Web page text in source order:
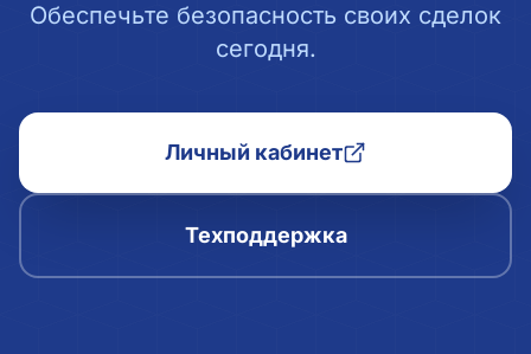
Обеспечьте безопасность своих сделок
сегодня.
Личный кабинет
Техподдержка